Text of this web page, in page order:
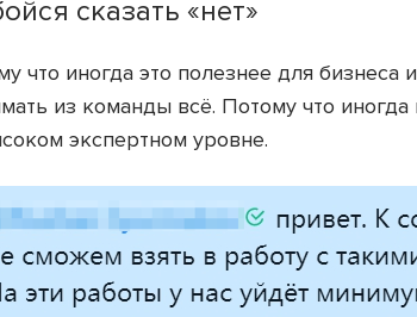
сказать «нет»
что иногда это полезнее для бизнеса
из команды всё. Потому что
экспертном уровне.